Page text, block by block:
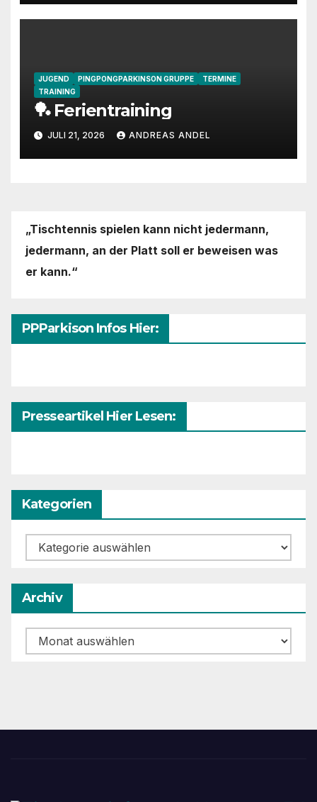
JUGEND PINGPONGPARKINSON GRUPPE
TERMINE
TRAINING
🏓 Ferientraining
JULI 21, 2026 ANDREAS ANDEL
„Tischtennis spielen kann nicht jedermann,
jedermann, an der Platt soll er beweisen was
er kann.“
PPParkison Infos Hier:
Presseartikel Hier Lesen:
Kategorien
Kategorien
Archiv
Archiv